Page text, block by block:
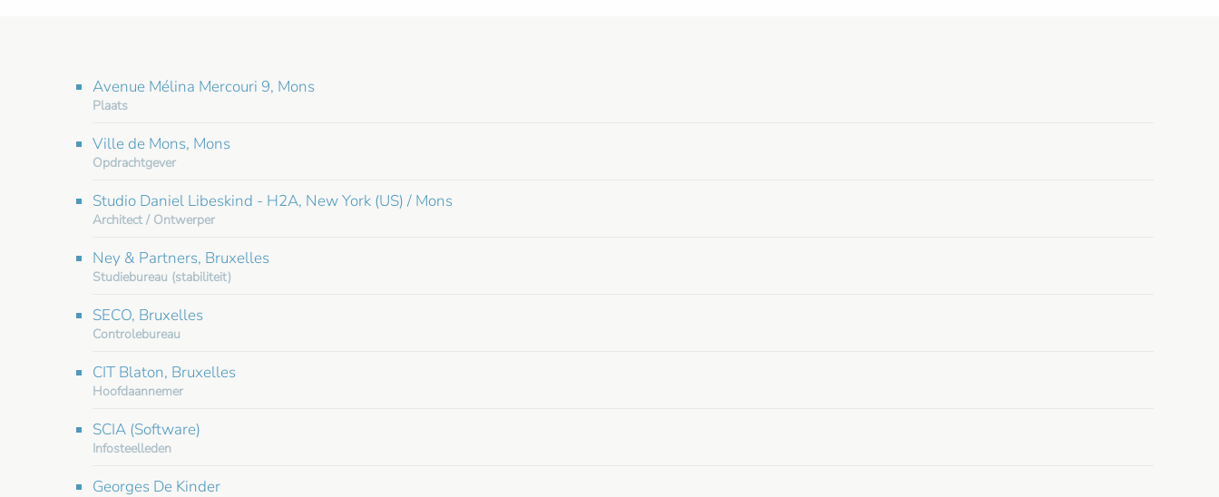
Avenue Mélina Mercouri 9, Mons
Plaats
Ville de Mons, Mons
Opdrachtgever
Studio Daniel Libeskind - H2A, New York (US) / Mons
Architect / Ontwerper
Ney & Partners, Bruxelles
Studiebureau (stabiliteit)
SECO, Bruxelles
Controlebureau
CIT Blaton, Bruxelles
Hoofdaannemer
SCIA (Software)
Infosteelleden
Georges De Kinder